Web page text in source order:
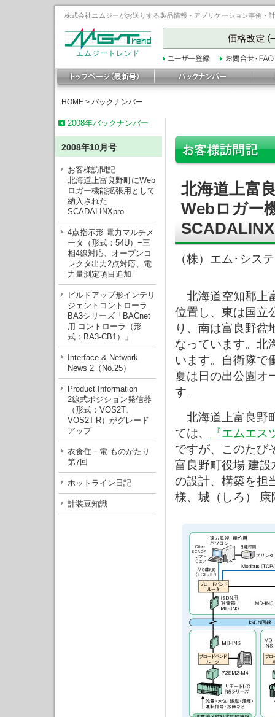
株式会社エムジーがお送りする製品情報・アプリケーション事例
エムジートレンド
HOME > バックナンバー
2008年バックナンバー
2008年10月号
お客様訪問記
北海道上富良野町にWeb
ロガー機能拡張用として
納入された
SCADALINXpro
4点指示形 電力マルチメ
ータ（形式：54U）−三
相4線対応、オープンコ
レクタ出力2点対応、電
力量測定項目追加−
ビルドアップ形インテリ
ジェントコントローラ
BA3シリーズ「BACnet
用 コントローラ（形
式：BA3-CB1）」
Interface & Network
News 2（No.25）
Product Information
2線式ポジション発信器
（形式：VOS2T、
VOS2T-R）がグレード
アップ
衣食住－電 ものがたり
第7回
ホットライン日記
計装豆知識
北海道上富
Webロガー
（株）エム･シス
北海道空知郡上
位置し、東は国立
り、南は富良野盆
なっています。北
います。自衛隊で
夏は日の出公園オ
す。
北海道上富良野
ては、
『エムエ
ですが、このたび
富良野町役場 建
の設計、構築を担
様、城（しろ）